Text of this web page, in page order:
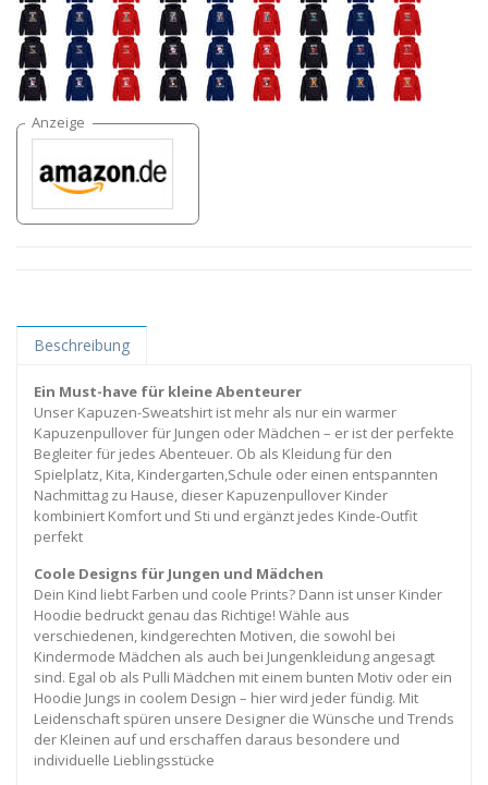
Beschreibung
Ein Must-have für kleine Abenteurer
Unser Kapuzen-Sweatshirt ist mehr als nur ein warmer
Kapuzenpullover für Jungen oder Mädchen – er ist der perfekte
Begleiter für jedes Abenteuer. Ob als Kleidung für den
Spielplatz, Kita, Kindergarten,Schule oder einen entspannten
Nachmittag zu Hause, dieser Kapuzenpullover Kinder
kombiniert Komfort und Sti und ergänzt jedes Kinde-Outfit
perfekt
Coole Designs für Jungen und Mädchen
Dein Kind liebt Farben und coole Prints? Dann ist unser Kinder
Hoodie bedruckt genau das Richtige! Wähle aus
verschiedenen, kindgerechten Motiven, die sowohl bei
Kindermode Mädchen als auch bei Jungenkleidung angesagt
sind. Egal ob als Pulli Mädchen mit einem bunten Motiv oder ein
Hoodie Jungs in coolem Design – hier wird jeder fündig. Mit
Leidenschaft spüren unsere Designer die Wünsche und Trends
der Kleinen auf und erschaffen daraus besondere und
individuelle Lieblingsstücke